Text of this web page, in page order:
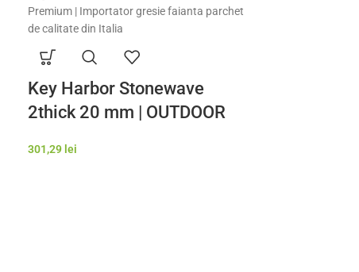
Key Harbor Stonewave
2thick 20 mm | OUTDOOR
301,29 lei